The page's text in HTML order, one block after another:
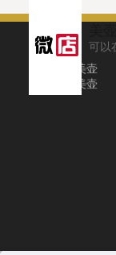
可以
关于
关于美壶
联系美壶